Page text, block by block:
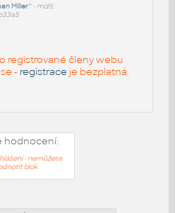
Miller^ • md5:
registrované členy webu
- registrace je bezplatná.
hodnocení:
- nemůžete
blok